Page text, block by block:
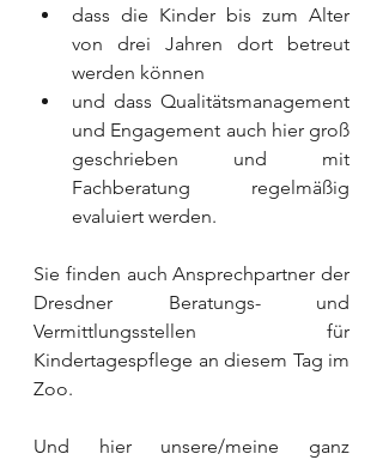
dass die Kinder bis zum Alter
von drei Jahren dort betreut
werden können
und dass Qualitätsmanagement
und Engagement auch hier groß
geschrieben und mit
Fachberatung regelmäßig
evaluiert werden.
Sie finden auch Ansprechpartner der
Dresdner Beratungs- und
Vermittlungsstellen für
Kindertagespflege an diesem Tag im
Zoo.
Und hier unsere/meine ganz